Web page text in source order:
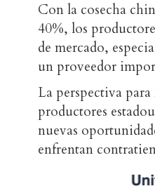
Con la cosecha
40%, los
de mercado,
un proveedor
La perspectiva
productores
nuevas
enfrentan